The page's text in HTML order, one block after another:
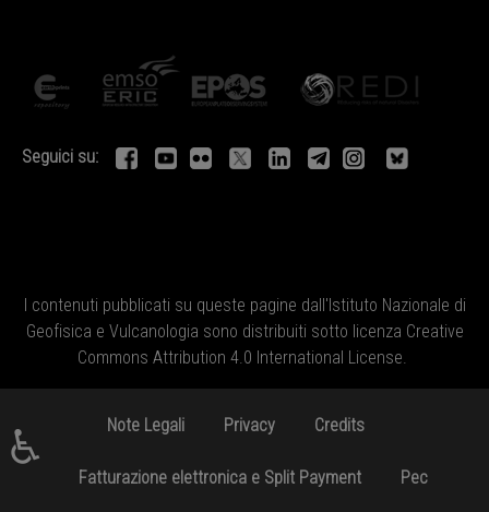
Seguici su:
I contenuti pubblicati su queste pagine dall'Istituto Nazionale di
Geofisica e Vulcanologia sono distribuiti sotto licenza Creative
Commons Attribution 4.0 International License.
Note Legali Privacy Credits
Fatturazione elettronica e Split Payment Pec